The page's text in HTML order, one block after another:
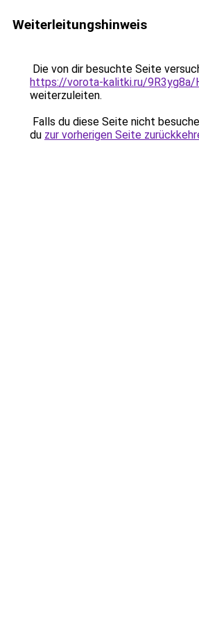
Weiterleitungshinweis
Die von dir besuchte Seite
https://vorota-kalitki.ru/9R3yg8a/
weiterzuleiten.
Falls du diese Seite nicht
du zur vorherigen Seite